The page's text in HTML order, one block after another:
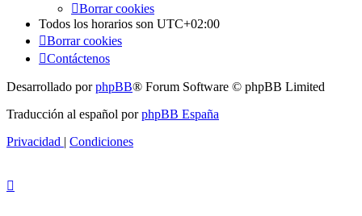
Borrar cookies
Todos los horarios son UTC+02:00
Borrar cookies
Contáctenos
Desarrollado porphpBB® Forum Software © phpBB Limited
Traducción al español porphpBB España
Privacidad | Condiciones